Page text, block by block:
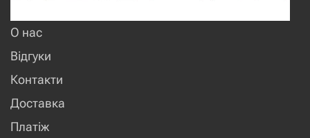
О нас
Відгуки
Контакти
Доставка
Платіж